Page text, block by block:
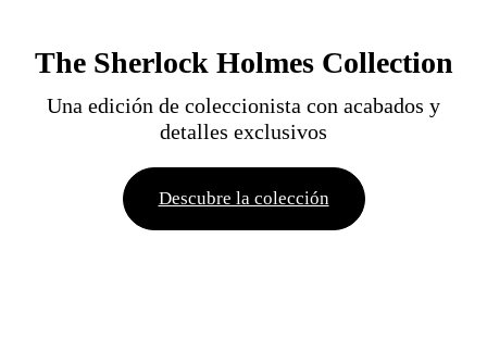
The Sherlock Holmes Collection
Una edición de coleccionista con acabados y
detalles exclusivos
Descubre la colección